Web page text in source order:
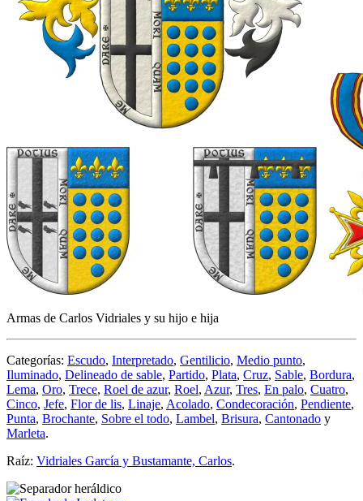
Armas de Carlos Vidriales y su hijo e hija
Categorías: Escudo, Interpretado, Gentilicio, Medio punto,
Iluminado, Delineado de sable, Partido, Plata, Cruz, Sable, Bordura,
Lema, Oro, Trece, Roel de azur, Roel, Azur, Tres, En palo, Cuatro,
Cinco, Jefe, Flor de lis, Linaje, Acolado, Condecoración, Pendiente,
Punta, Brochante, Sobre el todo, Lambel, Brisura, Cantonado y
Marleta.
Raíz: Vidriales García y Bustamante, Carlos.